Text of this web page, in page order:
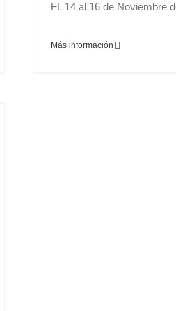
FL 14 al 16 de Noviembre
Más información